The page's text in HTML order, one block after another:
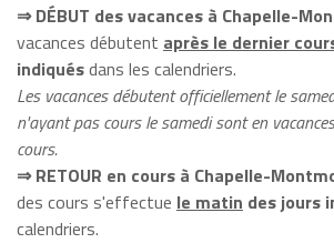
⇒ DÉBUT des vacances à Chapelle-
vacances débutent après le dernier
indiquésdans les calendriers.
Les vacances débutent officiellement le
n'ayant pas cours le samedi sont en
cours.
⇒ RETOUR en cours à Chapelle-
des cours s'effectue le matin des jours
calendriers.